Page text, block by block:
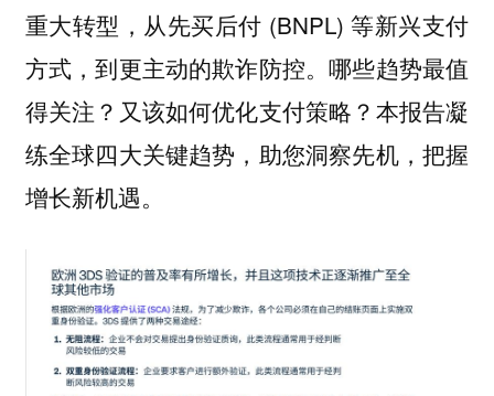
重大转型，从先买后付 (BNPL) 等新兴支付
方式，到更主动的欺诈防控。哪些趋势最值
得关注？又该如何优化支付策略？本报告凝
练全球四大关键趋势，助您洞察先机，把握
增长新机遇。